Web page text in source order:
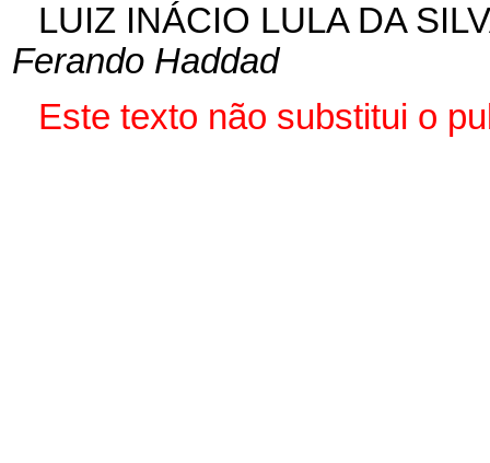
LUIZ INÁCIO LULA DA
Ferando Haddad
Este texto não substitui o